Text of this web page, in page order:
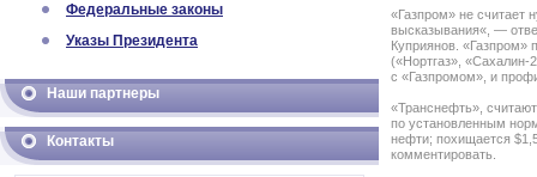
Федеральные законы
Указы Президента
Наши партнеры
Контакты
«Газпром» не считает
высказывания«, —
Куприянов. «Газпром»
(«Нортгаз», «Сахалин-
с «Газпромом», и
«Транснефть»,
по установленным
нефти; похищается
комментировать.